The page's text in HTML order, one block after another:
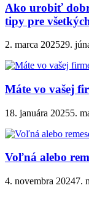
Ako urobiť
tipy pre
2. marca 202529.
Máte vo vašej
18. januára 20255.
Voľná alebo
4. novembra 20247.